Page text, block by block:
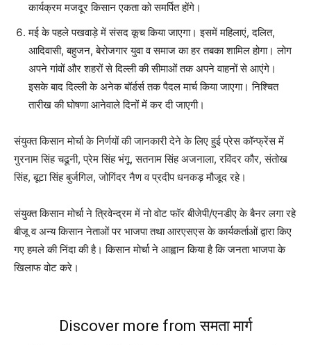
कार्यक्रम मजदूर किसान एकता को समर्पित होंगे।
मई के पहले पखवाड़े में संसद कूच किया जाएगा। इसमें महिलाएं, दलित,
आदिवासी, बहुजन, बेरोजगार युवा व समाज का हर तबका शामिल होगा। लोग
अपने गांवों और शहरों से दिल्ली की सीमाओं तक अपने वाहनों से आएंगे।
इसके बाद दिल्ली के अनेक बॉर्डर्स तक पैदल मार्च किया जाएगा। निश्चित
तारीख की घोषणा आनेवाले दिनों में कर दी जाएगी।
संयुक्त किसान मोर्चा के निर्णयों की जानकारी देने के लिए हुई प्रेस कॉन्फ्रेंस में
गुरनाम सिंह चढूनी, प्रेम सिंह भंगू, सतनाम सिंह अजनाला, रविंदर कौर, संतोख
सिंह, बूटा सिंह बुर्जगिल, जोगिंदर नैण व प्रदीप धनकड़ मौजूद रहे।
संयुक्त किसान मोर्चा ने त्रिवेन्द्रम में नो वोट फॉर बीजेपी/एनडीए के बैनर लगा रहे
बीजू व अन्य किसान नेताओं पर भाजपा तथा आरएसएस के कार्यकर्ताओं द्वारा किए
गए हमले की निंदा की है। किसान मोर्चा ने आह्वान किया है कि जनता भाजपा के
खिलाफ वोट करे।
Discover more from समता मार्ग